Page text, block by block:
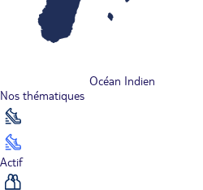
Océan Indien
Nos thématiques
Actif